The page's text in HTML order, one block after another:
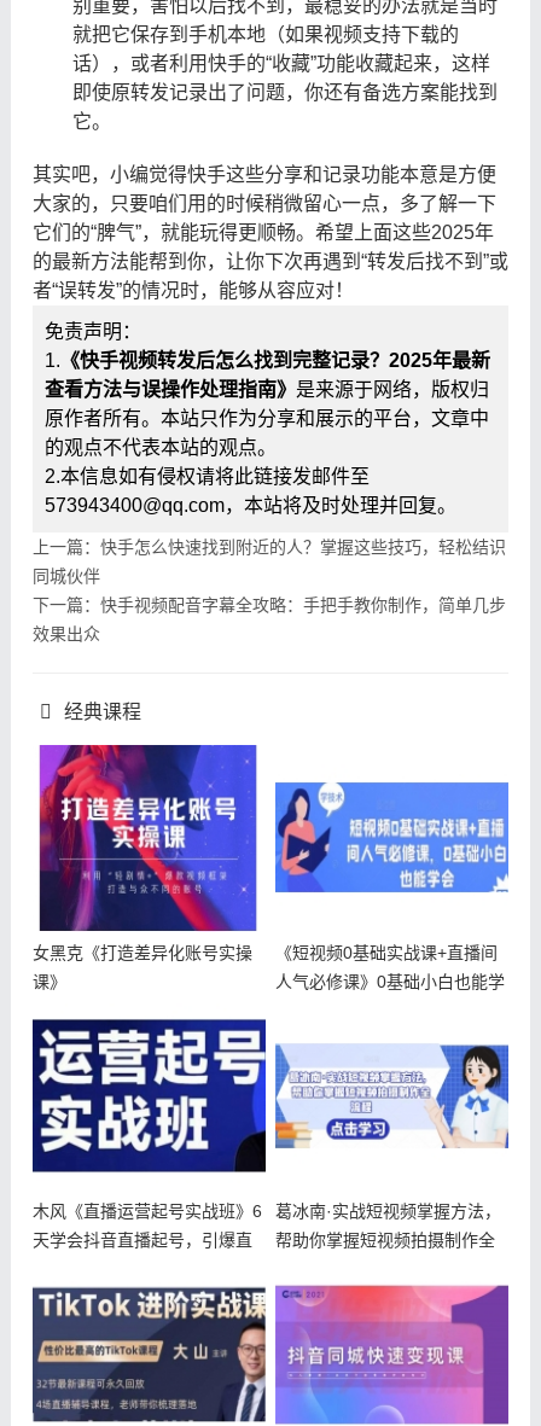
别重要，害怕以后找不到，最稳妥的办法就是当时
就把它保存到手机本地（如果视频支持下载的
话），或者利用快手的“收藏”功能收藏起来，这样
即使原转发记录出了问题，你还有备选方案能找到
它。
其实吧，小编觉得快手这些分享和记录功能本意是方便
大家的，只要咱们用的时候稍微留心一点，多了解一下
它们的“脾气”，就能玩得更顺畅。希望上面这些2025年
的最新方法能帮到你，让你下次再遇到“转发后找不到”或
者“误转发”的情况时，能够从容应对！
免责声明：
1. 《快手视频转发后怎么找到完整记录？2025年最新
查看方法与误操作处理指南》 是来源于网络，版权归
原作者所有。本站只作为分享和展示的平台，文章中
的观点不代表本站的观点。
2.本信息如有侵权请将此链接发邮件至
573943400@qq.com，本站将及时处理并回复。
上一篇：快手怎么快速找到附近的人？掌握这些技巧，轻松结识
同城伙伴
下一篇：快手视频配音字幕全攻略：手把手教你制作，简单几步
效果出众
经典课程
女黑克《打造差异化账号实操
课》
《短视频0基础实战课+直播间
人气必修课》0基础小白也能学
木风《直播运营起号实战班》6
天学会抖音直播起号，引爆直
葛冰南·实战短视频掌握方法，
帮助你掌握短视频拍摄制作全